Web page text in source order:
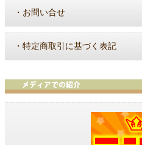
・ お問い合せ
・ 特定商取引に基づく表記